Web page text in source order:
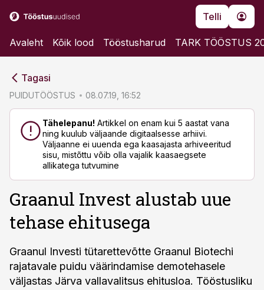
Telli
Avaleht Kõik lood Tööstusharud TARK TÖÖSTUS
Tagasi
PUIDUTÖÖSTUS 08.07.19, 16:52
Tähelepanu! Artikkel on enam kui 5 aastat vana
ning kuulub väljaande digitaalsesse arhiivi.
Väljaanne ei uuenda ega kaasajasta arhiveeritud
sisu, mistõttu võib olla vajalik kaasaegsete
allikatega tutvumine
Graanul Invest alustab uue
tehase ehitusega
Graanul Investi tütarettevõtte Graanul Biotechi
rajatavale puidu väärindamise demotehasele
väljastas Järva vallavalitsus ehitusloa. Tööstusliku